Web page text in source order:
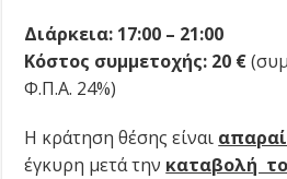
Διάρκεια: 17:00 – 21:00
Κόστος συμμετοχής: 20 €
Φ.Π.Α. 24%)
​H κράτηση θέσης είναι
έγκυρη μετά την καταβολή